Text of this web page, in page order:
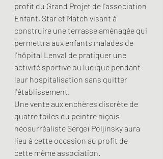
profit du Grand Projet de l'association
Enfant, Star et Match visant à
construire une terrasse aménagée qui
permettra aux enfants malades de
l'hôpital Lenval de pratiquer une
activité sportive ou ludique pendant
leur hospitalisation sans quitter
l'établissement.
Une vente aux enchères discrète de
quatre toiles du peintre niçois
néosurréaliste Sergeï Poljinsky aura
lieu à cette occasion au profit de
cette même association.